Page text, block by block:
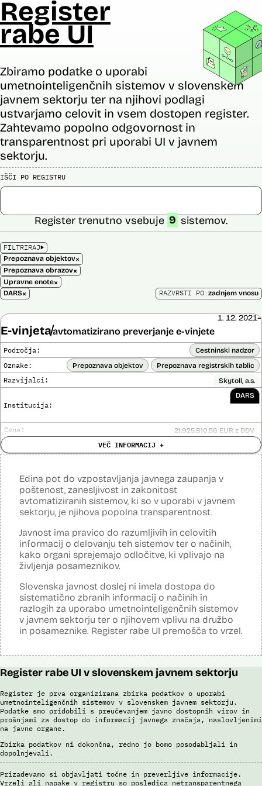
Register
rabe UI
Zbiramo podatke o uporabi
umetnointeligenčnih sistemov v slovenskem
javnem sektorju ter na njihovi podlagi
ustvarjamo celovit in vsem dostopen register.
Zahtevamo popolno odgovornost in
transparentnost pri uporabi UI v javnem
sektorju.
IŠČI PO REGISTRU
FILTRIRAJ
Prepoznava objektov×
Prepoznava obrazov×
Upravne enote×
DARS×
Register trenutno vsebuje 9 sistemov.
RAZVRSTI PO:zadnjem vnosu
E-vinjetaavtomatizirano preverjanje e-vinjete
1. 12. 2021–
Področja: Cestninski nadzor
Oznake: Prepoznava objektov Prepoznava registrskih tablic
Razvijalci: Skytoll, a.s.
Institucija:
DARS
Cena: 21.925.810,56 EUR z DDV
Analiza učinka na človekove pravice
opravljena:
Posodobljeno: 3. december 2024
E-vinjeta je sistem plačevanja cestnine za vožnjo po slovenskih
avtocestah z uporabo e-naslova in registrske številke vozila in
nadzora. Za izvajanje cestninskega nadzora upravljavec cest preko
cestninskega nadzora preverja, ali so potniki kupili e-vinjeto. Sistem
samodejno v realnem času prepoznava registrske tablice, države
registracije vozila, barve, znamke, modele in modelna leta, cestninski
razred in vrste vozil. Prepoznava poteka s pomočjo
umetnointeligenčnih sistemov optične prepoznave na podlagi
Viri:
Dosje javnega naročila
Odgovor na zahtevek za informacije javnega značaja
Pogodba za izdelavo sistema E-vinjeta
Potek procesa nadzora E-vinjet
VEČ INFORMACIJ +
Edina pot do vzpostavljanja javnega zaupanja v
poštenost, zanesljivost in zakonitost
avtomatiziranih sistemov, ki so v uporabi v javnem
sektorju, je njihova popolna transparentnost.
Javnost ima pravico do razumljivih in celovitih
informacij o delovanju teh sistemov ter o načinih,
kako organi sprejemajo odločitve, ki vplivajo na
življenja posameznikov.
Slovenska javnost doslej ni imela dostopa do
sistematično zbranih informacij o načinih in
razlogih za uporabo umetnointeligenčnih sistemov
v javnem sektorju ter o njihovem vplivu na družbo
in posameznike. Register rabe UI premošča to vrzel.
Register rabe UI v slovenskem javnem sektorju
Register je prva organizirana zbirka podatkov o uporabi
umetnointeligenčnih sistemov v slovenskem javnem sektorju.
Podatke smo pridobili s preučevanjem javno dostopnih virov in
prošnjami za dostop do informacij javnega značaja, naslovljenimi
na javne organe.
Zbirka podatkov ni dokončna, redno jo bomo posodabljali in
dopolnjevali.
Prizadevamo si objavljati točne in preverljive informacije.
Vrzeli ali napake v registru so posledica netransparentnega